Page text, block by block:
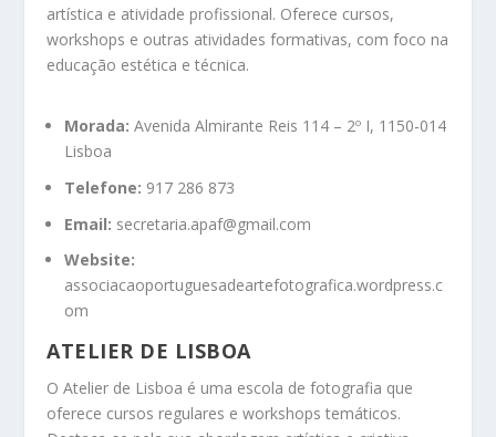
artística e atividade profissional. Oferece cursos,
workshops e outras atividades formativas, com foco na
educação estética e técnica.
Morada: Avenida Almirante Reis 114 – 2º I, 1150-014
Lisboa
Telefone: 917 286 873
Email: secretaria.apaf@gmail.com
Website:
associacaoportuguesadeartefotografica.wordpress.c
om
ATELIER DE LISBOA
O Atelier de Lisboa é uma escola de fotografia que
oferece cursos regulares e workshops temáticos.